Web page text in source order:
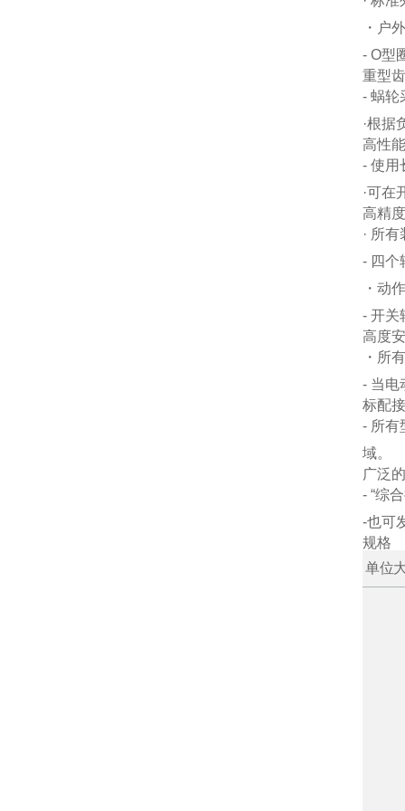
・户
- O型
重型
- 蜗轮
·根据
高性
- 使用
·可在
高精
· 所
- 四个
・动
- 开关
高度
・所
- 当电
标配
- 所有
域。
广泛
- “综
-也可
规格
单位